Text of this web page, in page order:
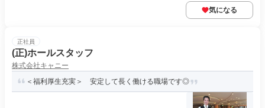
気になる
正社員
(正)ホールスタッフ
株式会社キャニー
＜福利厚生充実＞ 安定して長く働ける職場です◎